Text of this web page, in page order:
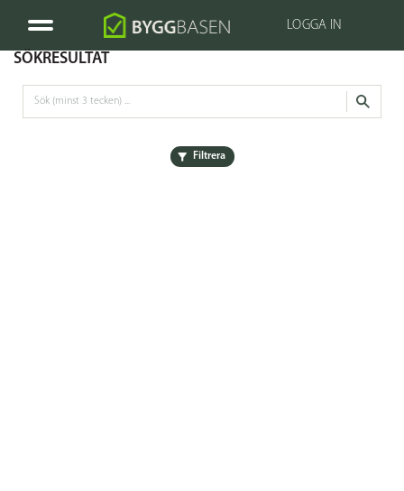
LOGGA IN
SÖKRESULTAT
Filtrera